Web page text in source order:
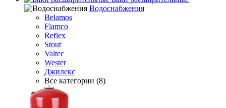
Водоснабжения
Belamos
Flamco
Reflex
Stout
Valtec
Wester
Джилекс
Все категории (8)